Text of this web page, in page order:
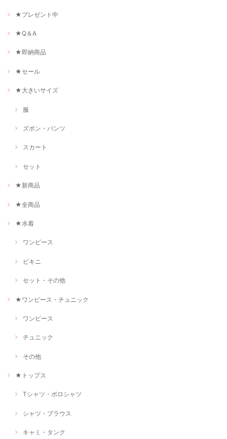
★プレゼント中
★Q＆A
★即納商品
★セール
★大きいサイズ
服
ズボン・パンツ
スカート
セット
★新商品
★全商品
★水着
ワンピース
ビキニ
セット・その他
★ワンピース・チュニック
ワンピース
チュニック
その他
★トップス
Tシャツ・ポロシャツ
シャツ・ブラウス
キャミ・タンク